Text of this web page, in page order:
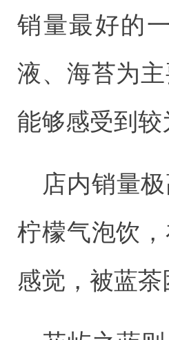
销量最好的
液、海苔为
能够感受到
店内销量
柠檬气泡饮
感觉，被蓝